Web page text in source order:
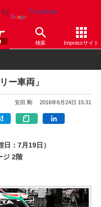
by Translate
検索 Impressサイト
ー車両」
安田 剛 2016年6月24日 15:31
：7月19日）
ジ 2階